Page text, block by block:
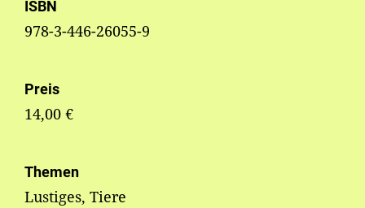
ISBN
978-3-446-26055-9
Preis
14,00 €
Themen
Lustiges, Tiere